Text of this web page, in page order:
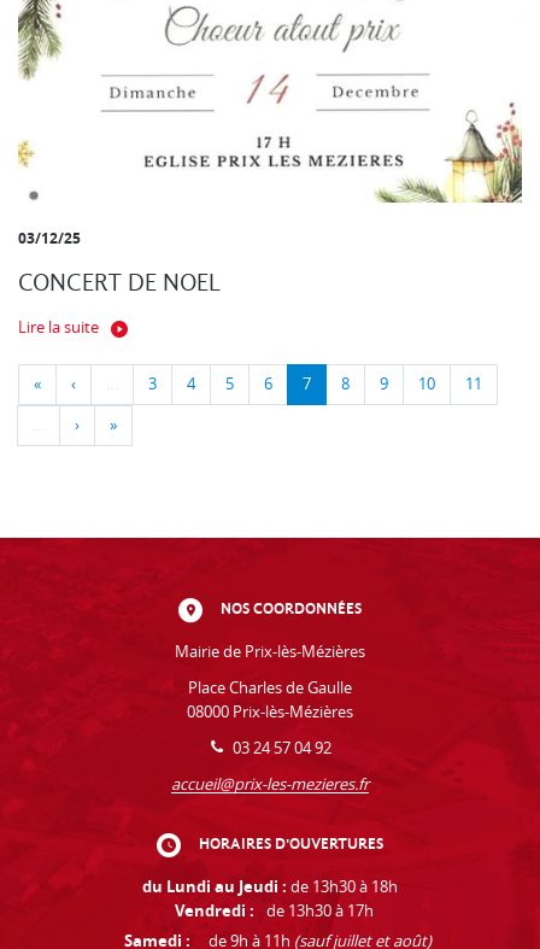
03/12/25
CONCERT DE NOEL
Lire la suite
« ‹ … 3 4 5 6 7 8 9 10 11
… › »
NOS COORDONNÉES
Mairie de Prix-lès-Mézières
Place Charles de Gaulle
08000 Prix-lès-Mézières
03 24 57 04 92
accueil@prix-les-mezieres.fr
HORAIRES D'OUVERTURES
du Lundi au Jeudi : de 13h30 à 18h
Vendredi :
de 13h30 à 17h
Samedi :
de 9h à 11h (sauf juillet et août)